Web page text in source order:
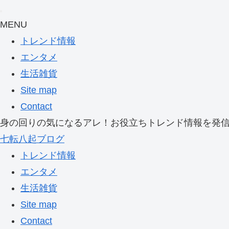
MENU
トレンド情報
エンタメ
生活雑貨
Site map
Contact
身の回りの気になるアレ！お役立ちトレンド情報を発
七転八起ブログ
トレンド情報
エンタメ
生活雑貨
Site map
Contact